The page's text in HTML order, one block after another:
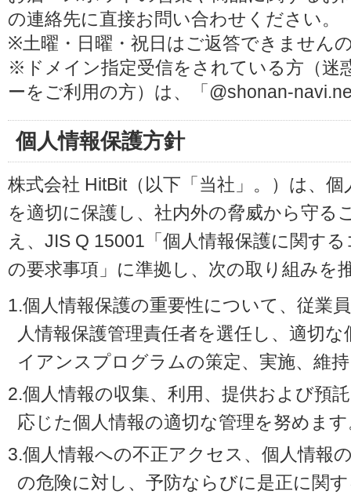
の連絡先に直接お問い合わせください。
※土曜・日曜・祝日はご返答できません
※ドメイン指定受信をされている方（迷
ーをご利用の方）は、「@shonan-
個人情報保護方針
株式会社 HitBit（以下「当社」。）は、
を適切に保護し、社内外の脅威から守る
え、JIS Q 15001「個人情報保護に関す
の要求事項」に準拠し、次の取り組みを
1.個人情報保護の重要性について、従業
人情報保護管理責任者を選任し、適切
イアンスプログラムの策定、実施、維
2.個人情報の収集、利用、提供および預
応じた個人情報の適切な管理を努めま
3.個人情報への不正アクセス、個人情報
の危険に対し、予防ならびに是正に関